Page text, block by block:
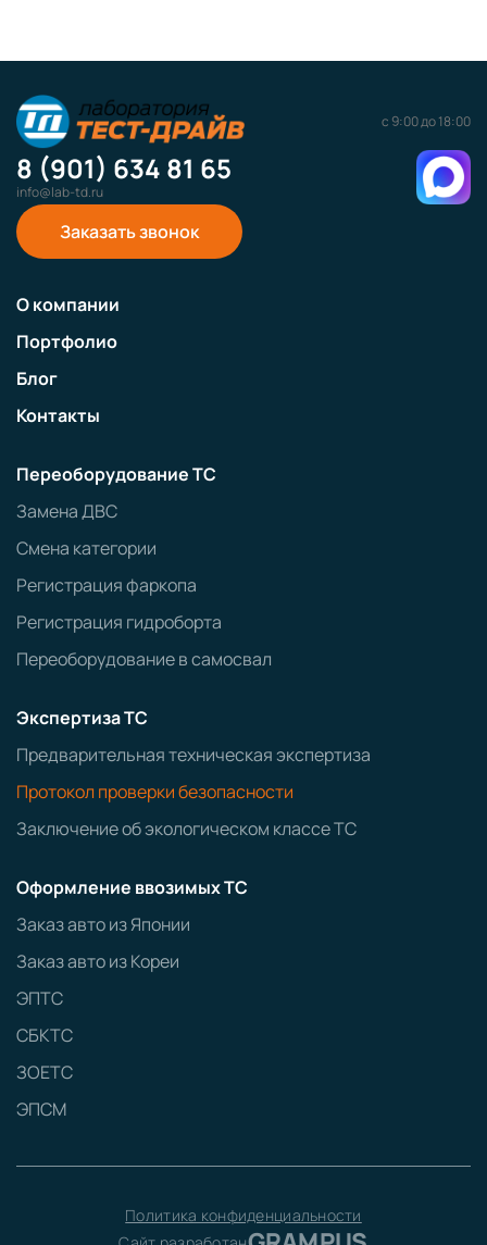
с 9:00 до 18:00
8 (901) 634 81 65
info@lab-td.ru
Заказать звонок
О компании
Портфолио
Блог
Контакты
Переоборудование ТС
Замена ДВС
Смена категории
Регистрация фаркопа
Регистрация гидроборта
Переоборудование в самосвал
Экспертиза ТС
Предварительная техническая экспертиза
Протокол проверки безопасности
Заключение об экологическом классе ТС
Оформление ввозимых ТС
Заказ авто из Японии
Заказ авто из Кореи
ЭПТС
СБКТС
ЗОЕТС
ЭПСМ
Политика конфиденциальности